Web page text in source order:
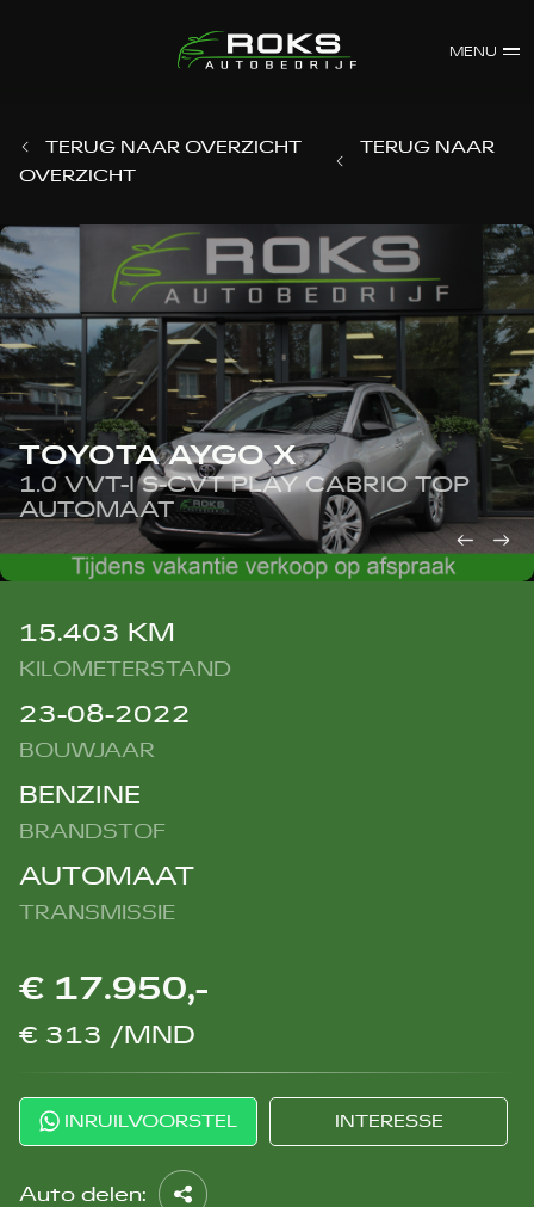
MENU
TERUG NAAR OVERZICHT
TERUG NAAR
OVERZICHT
TOYOTA AYGO X
1.0 VVT-I S-CVT PLAY CABRIO TOP
AUTOMAAT
15.403 KM
KILOMETERSTAND
23-08-2022
BOUWJAAR
BENZINE
BRANDSTOF
AUTOMAAT
TRANSMISSIE
€ 17.950,-
€ 313 /MND
INRUILVOORSTEL INTERESSE
Auto delen: